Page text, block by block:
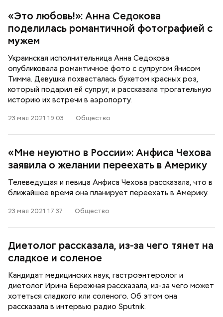
«Это любовь!»: Анна Седокова
поделилась романтичной фотографией с
мужем
Украинская исполнительница Анна Седокова
опубликовала романтичное фото с супругом Янисом
Тимма. Девушка похвасталась букетом красных роз,
который подарил ей супруг, и рассказала трогательную
историю их встречи в аэропорту.
23 мая 2021 19:03 Общество
«Мне неуютно в России»: Анфиса Чехова
заявила о желании переехать в Америку
Телеведущая и певица Анфиса Чехова рассказала, что в
ближайшее время она планирует переехать в Америку.
23 мая 2021 17:37 Общество
Диетолог рассказала, из-за чего тянет на
сладкое и соленое
Кандидат медицинских наук, гастроэнтеролог и
диетолог Ирина Бережная рассказала, из-за чего может
хотеться сладкого или соленого. Об этом она
рассказала в интервью радио Sputnik.